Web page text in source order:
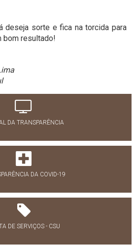
deseja sorte e fica na torcida para
bom resultado!
DA TRANSPARÊNCIA
DA COVID-19
DE SERVIÇOS - CSU